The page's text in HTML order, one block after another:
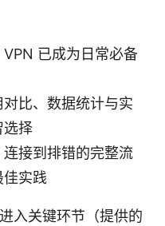
已成为日常必备
比、数据统计与实
选择
接到排错的完整流
佳实践
入关键环节（提供的